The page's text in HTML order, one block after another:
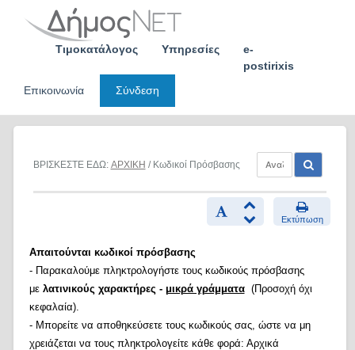
Τιμοκατάλογος Υπηρεσίες
e-
postirixis
Επικοινωνία
Σύνδεση
ΒΡΙΣΚΕΣΤΕ ΕΔΩ: ΑΡΧΙΚΗ / Κωδικοί Πρόσβασης
Εκτύπωση
Απαιτούνται κωδικοί πρόσβασης
- Παρακαλούμε πληκτρολογήστε τους κωδικούς πρόσβασης
με λατινικούς χαρακτήρες - μικρά γράμματα(Προσοχή όχι
κεφαλαία).
- Μπορείτε να αποθηκεύσετε τους κωδικούς σας, ώστε να μη
χρειάζεται να τους πληκτρολογείτε κάθε φορά: Αρχικά